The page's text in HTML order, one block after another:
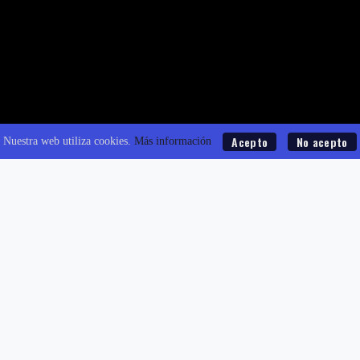
Nuestra web utiliza cookies.Más información Acepto No acepto